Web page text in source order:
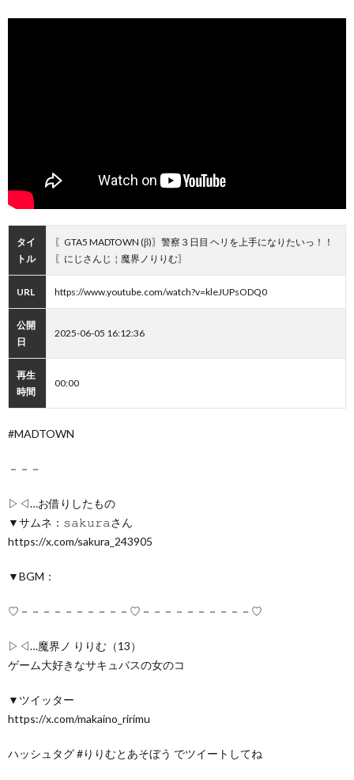
タイ
トル
〖​​GTA5 MADTOWN (β)〗警察３日目 ヘリを上手になりたいっ！！
〖にじさんじ￤魔界ノりりむ〗
URL https://www.youtube.com/watch?v=kleJUPsODQ0
公開
日
2025-06-05 16:12:36
再生
時間
00:00
#MADTOWN
－－－
▷◁…お借りしたもの
▼サムネ：𝚜𝚊𝚔𝚞𝚛𝚊さん
https://x.com/sakura_243905
▼BGM：
♡－－－－－－－－－－♡－－－－－－－－－－♡
▷◁…魔界ノ りりむ（13）
ゲーム大好きなサキュバスの女のコ
▼ツイッター
https://x.com/makaino_ririmu
ハッシュタグ #りりむとあそぼう でツイートしてね